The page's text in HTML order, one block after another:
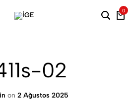
0
02
on 2 Ağustos 2025